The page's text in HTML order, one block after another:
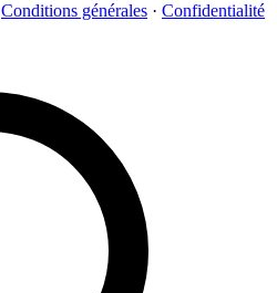
Conditions générales · Confidentialité